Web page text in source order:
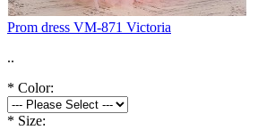
Prom dress VM-871 Victoria
..
* Color:
* Size: